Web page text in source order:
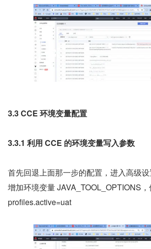
3.3 CCE 环境变量配置
3.3.1 利用 CCE 的环境变量写入参数
首先回退上面那一步的配置，进入高级
增加环境变量 JAVA_TOOL_OPTIONS
profiles.active=uat